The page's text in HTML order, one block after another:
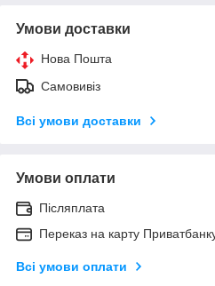
Умови доставки
Нова Пошта
Самовивіз
Всі умови доставки
Умови оплати
Післяплата
Переказ на карту
Всі умови оплати